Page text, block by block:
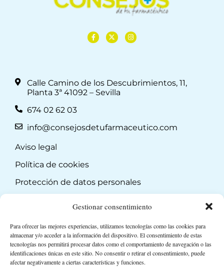
Gestionar consentimiento
Para ofrecer las mejores experiencias, utilizamos tecnologías como las cookies para
almacenar y/o acceder a la información del dispositivo. El consentimiento de estas
tecnologías nos permitirá procesar datos como el comportamiento de navegación o las
identificaciones únicas en este sitio. No consentir o retirar el consentimiento, puede
afectar negativamente a ciertas características y funciones.
Calle Camino de los Descubrimientos, 11,
Planta 3ª 41092 – Sevilla
674 02 62 03
info@consejosdetufarmaceutico.com
Aviso legal
Política de cookies
Protección de datos personales